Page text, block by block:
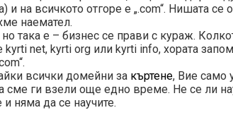
и на всичкото отгоре е „.com“. Нишата се
наемател.
така е – бизнес се прави с кураж.
net, kyrti org или kyrti info, хората
всички домейни за къртене, Вие само
ги взели още едно време. Не се ли
няма да се научите.